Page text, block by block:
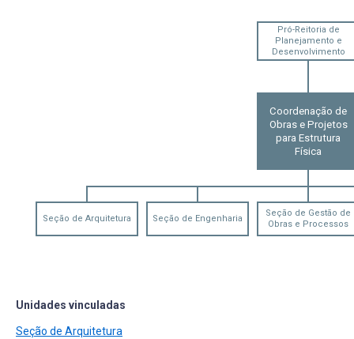
Pró-Reitoria de
Planejamento e
Desenvolvimento
Coordenação de
Obras e Projetos
para Estrutura
Física
Seção de Arquitetura Seção de Engenharia
Seção de Gestão de
Obras e Processos
Unidades vinculadas
Seção de Arquitetura